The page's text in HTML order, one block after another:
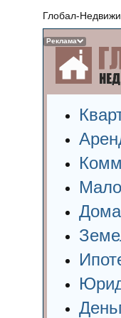
Реклама
Глобал-
Дома